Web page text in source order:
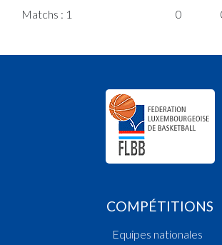
Matchs : 1 0
COMPÉTITIONS
Equipes nationales